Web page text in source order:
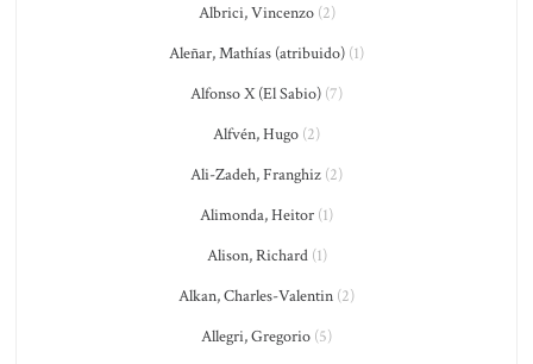
Albrici, Vincenzo(2)
Aleñar, Mathías (atribuido) (1)
Alfonso X (El Sabio) (7)
Alfvén, Hugo (2)
Ali-Zadeh, Franghiz (2)
Alimonda, Heitor (1)
Alison, Richard(1)
Alkan, Charles-Valentin (2)
Allegri, Gregorio (5)